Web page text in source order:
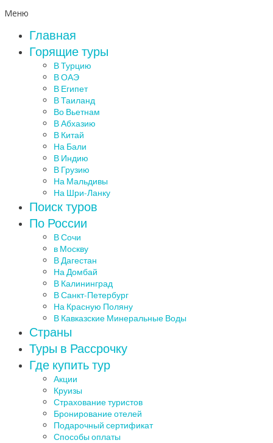
Меню
Главная
Горящие туры
В Турцию
В ОАЭ
В Египет
В Таиланд
Во Вьетнам
В Абхазию
В Китай
На Бали
В Индию
В Грузию
На Мальдивы
На Шри-Ланку
Поиск туров
По России
В Сочи
в Москву
В Дагестан
На Домбай
В Калининград
В Санкт-Петербург
На Красную Поляну
В Кавказские Минеральные Воды
Страны
Туры в Рассрочку
Где купить тур
Акции
Круизы
Страхование туристов
Бронирование отелей
Подарочный сертификат
Способы оплаты